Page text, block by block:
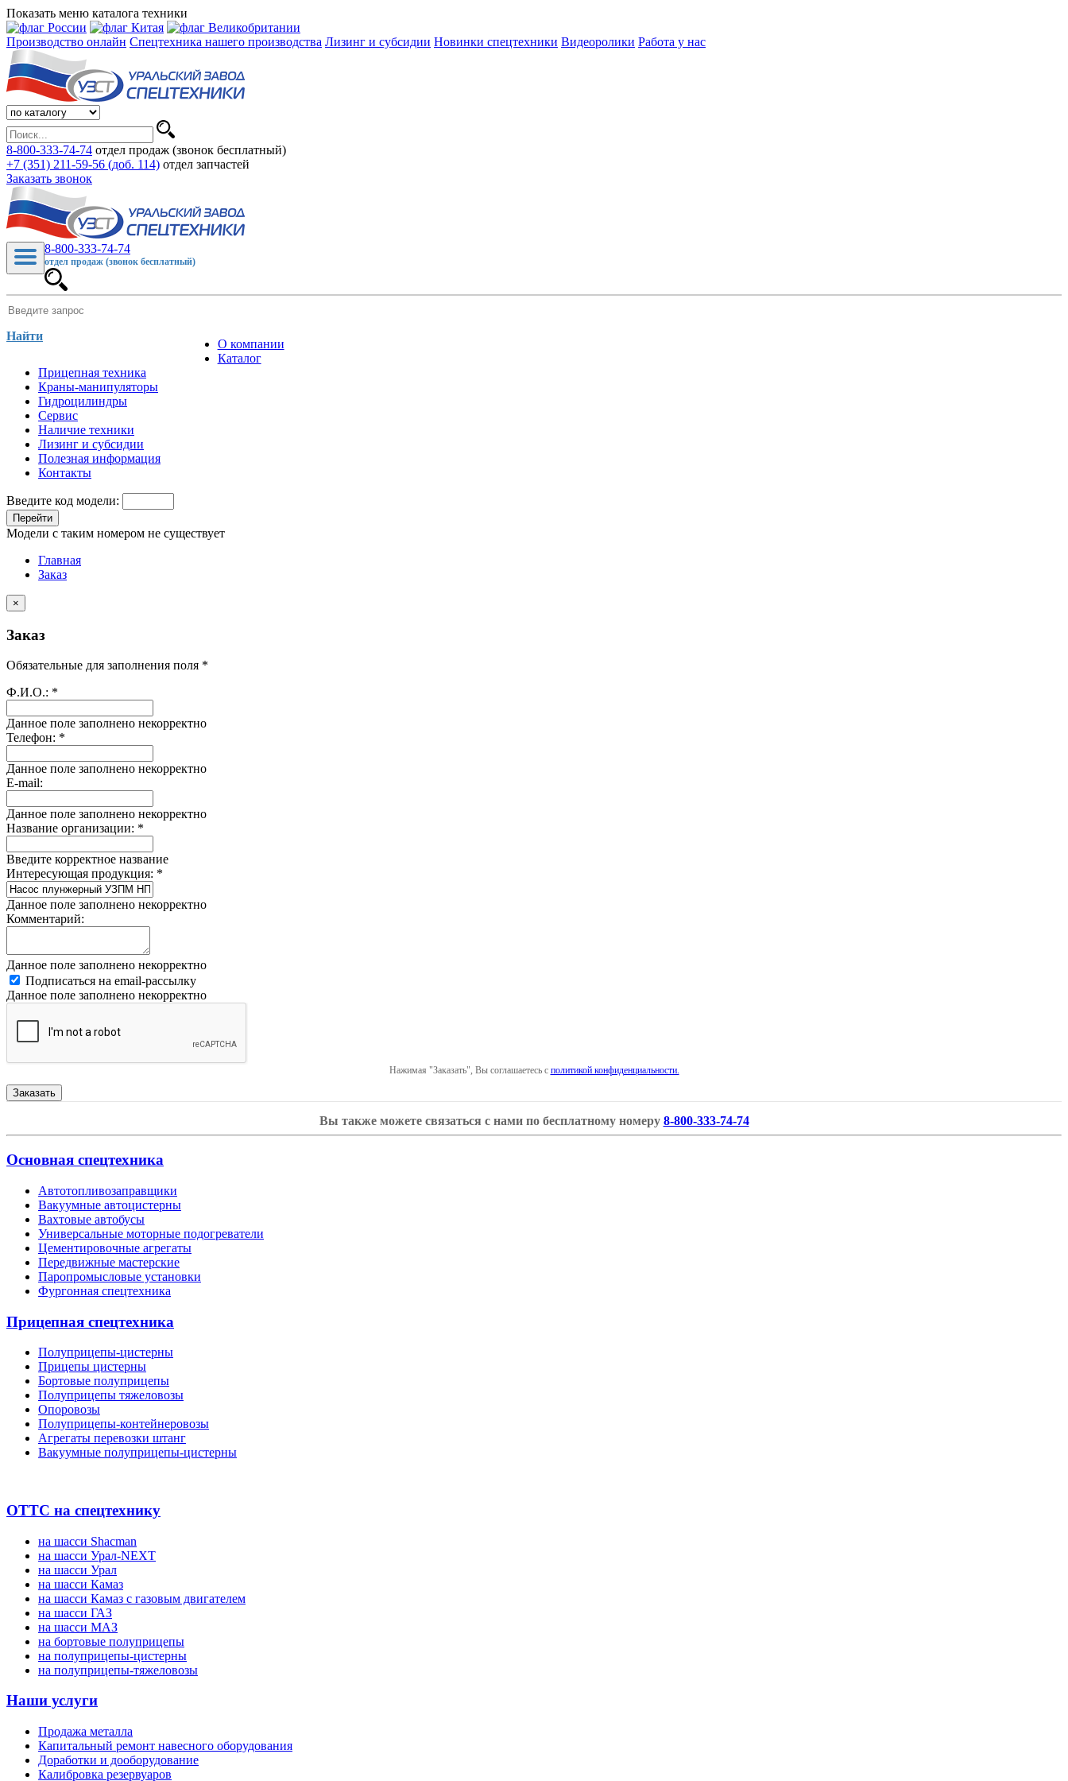
Показать меню каталога техники
Производство онлайн Спецтехника нашего производства Лизинг и субсидии Новинки спецтехники Видеоролики Работа у нас
8-800-333-74-74 отдел продаж (звонок бесплатный)
+7 (351) 211-59-56 (доб. 114) отдел запчастей
Заказать звонок
8-800-333-74-74
отдел продаж (звонок бесплатный)
Найти
О компании
Каталог
Прицепная техника
Краны-манипуляторы
Гидроцилиндры
Сервис
Наличие техники
Лизинг и субсидии
Полезная информация
Контакты
Введите код модели:
Перейти
Модели с таким номером не существует
Главная
Заказ
×
Заказ
Обязательные для заполнения поля *
Ф.И.О.: *
Данное поле заполнено некорректно
Телефон: *
Данное поле заполнено некорректно
E-mail:
Данное поле заполнено некорректно
Название организации: *
Введите корректное название
Интересующая продукция: *
Данное поле заполнено некорректно
Комментарий:
Данное поле заполнено некорректно
Подписаться на email-рассылку
Данное поле заполнено некорректно
Нажимая "Заказать", Вы соглашаетесь с политикой конфиденциальности.
Вы также можете связаться с нами по бесплатному номеру 8-800-333-74-74
Основная спецтехника
Автотопливозаправщики
Вакуумные автоцистерны
Вахтовые автобусы
Универсальные моторные подогреватели
Цементировочные агрегаты
Передвижные мастерские
Паропромысловые установки
Фургонная спецтехника
Прицепная спецтехника
Полуприцепы-цистерны
Прицепы цистерны
Бортовые полуприцепы
Полуприцепы тяжеловозы
Опоровозы
Полуприцепы-контейнеровозы
Агрегаты перевозки штанг
Вакуумные полуприцепы-цистерны
ОТТС на спецтехнику
на шасси Shacman
на шасси Урал-NEXT
на шасси Урал
на шасси Камаз
на шасси Камаз с газовым двигателем
на шасси ГАЗ
на шасси МАЗ
на бортовые полуприцепы
на полуприцепы-цистерны
на полуприцепы-тяжеловозы
Наши услуги
Продажа металла
Капитальный ремонт навесного оборудования
Доработки и дооборудование
Калибровка резервуаров